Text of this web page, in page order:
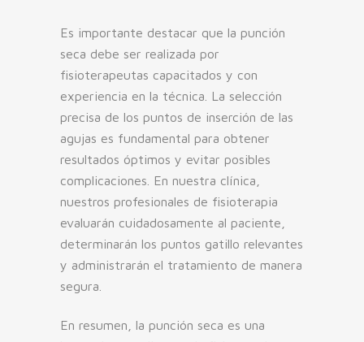
Es importante destacar que la punción
seca debe ser realizada por
fisioterapeutas capacitados y con
experiencia en la técnica. La selección
precisa de los puntos de inserción de las
agujas es fundamental para obtener
resultados óptimos y evitar posibles
complicaciones. En nuestra clínica,
nuestros profesionales de fisioterapia
evaluarán cuidadosamente al paciente,
determinarán los puntos gatillo relevantes
y administrarán el tratamiento de manera
segura.
En resumen, la punción seca es una